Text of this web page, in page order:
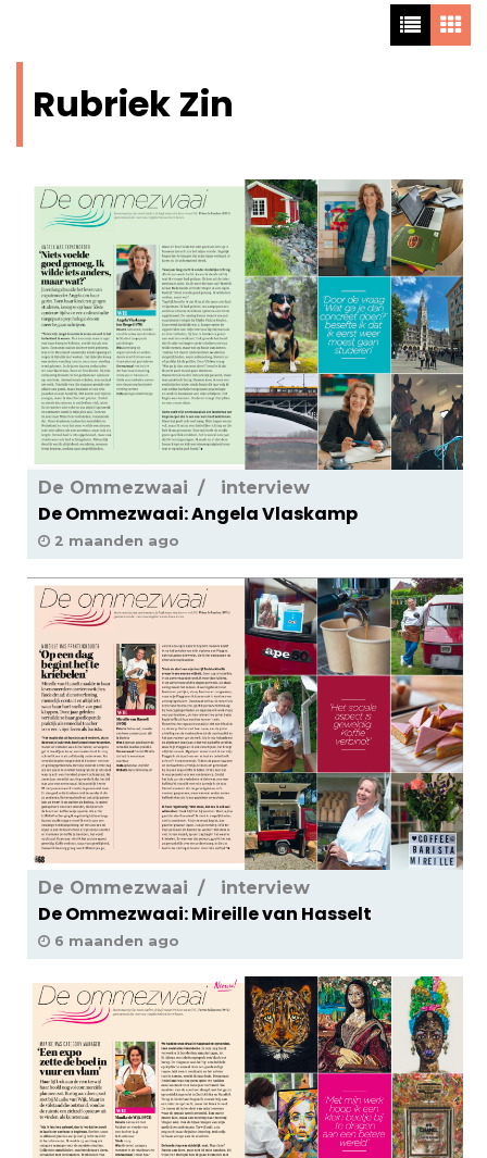
Rubriek Zin
De Ommezwaai interview
De Ommezwaai: Angela Vlaskamp
2 maanden ago
De Ommezwaai interview
De Ommezwaai: Mireille van Hasselt
6 maanden ago